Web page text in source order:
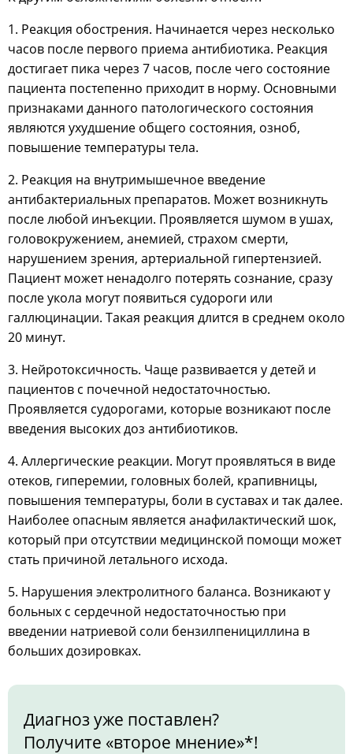
1. Реакция обострения. Начинается через несколько
часов после первого приема антибиотика. Реакция
достигает пика через 7 часов, после чего состояние
пациента постепенно приходит в норму. Основными
признаками данного патологического состояния
являются ухудшение общего состояния, озноб,
повышение температуры тела.
2. Реакция на внутримышечное введение
антибактериальных препаратов. Может возникнуть
после любой инъекции. Проявляется шумом в ушах,
головокружением, анемией, страхом смерти,
нарушением зрения, артериальной гипертензией.
Пациент может ненадолго потерять сознание, сразу
после укола могут появиться судороги или
галлюцинации. Такая реакция длится в среднем около
20 минут.
3. Нейротоксичность. Чаще развивается у детей и
пациентов с почечной недостаточностью.
Проявляется судорогами, которые возникают после
введения высоких доз антибиотиков.
4. Аллергические реакции. Могут проявляться в виде
отеков, гиперемии, головных болей, крапивницы,
повышения температуры, боли в суставах и так далее.
Наиболее опасным является анафилактический шок,
который при отсутствии медицинской помощи может
стать причиной летального исхода.
5. Нарушения электролитного баланса. Возникают у
больных с сердечной недостаточностью при
введении натриевой соли бензилпенициллина в
больших дозировках.
Диагноз уже поставлен?
Получите «второе мнение»*!